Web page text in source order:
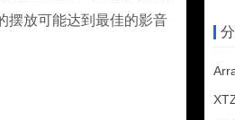
摆放可能达到最佳的影音